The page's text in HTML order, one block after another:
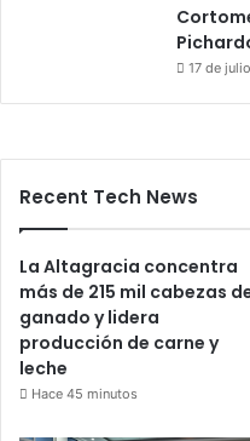
17 de
Recent Tech News
La Altagracia concentra
más de 215 mil cabezas
ganado y lidera
producción de carne y
leche
Hace 45 minutos